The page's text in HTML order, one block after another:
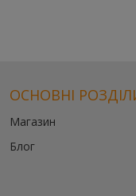
ОСНОВНІ
Магазин
Блог